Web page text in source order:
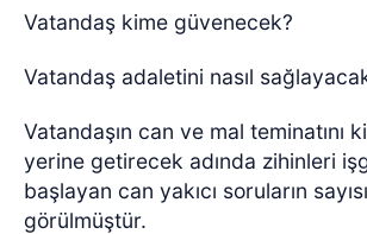
Vatandaş kime güvenecek?
Vatandaş adaletini nasıl
Vatandaşın can ve mal teminatını
yerine getirecek adında zihinleri
başlayan can yakıcı soruların
görülmüştür.